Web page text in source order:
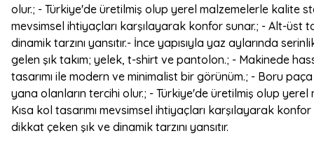
olur.; - Türkiye'de üretilmiş olup yerel malzemelerle kalite
mevsimsel ihtiyaçları karşılayarak konfor sunar.; - Alt-üst
dinamik tarzını yansıtır.- İnce yapısıyla yaz aylarında
gelen şık takım; yelek, t-shirt ve pantolon.; - Makinede
tasarımı ile modern ve minimalist bir görünüm.; - Boru
yana olanların tercihi olur.; - Türkiye'de üretilmiş olup
Kısa kol tasarımı mevsimsel ihtiyaçları karşılayarak
dikkat çeken şık ve dinamik tarzını yansıtır.